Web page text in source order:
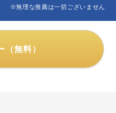
※無理な推薦は一切ございません
無料）